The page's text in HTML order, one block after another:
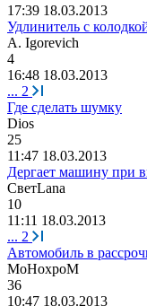
17:39 18.03.2013
Удлинитель с
A. Igorevich
4
16:48 18.03.2013
... 2
Где сделать шумку
Dios
25
11:47 18.03.2013
Дергает машину при
СветLana
10
11:11 18.03.2013
... 2
Автомобиль в
MoHoxpoM
36
10:47 18.03.2013